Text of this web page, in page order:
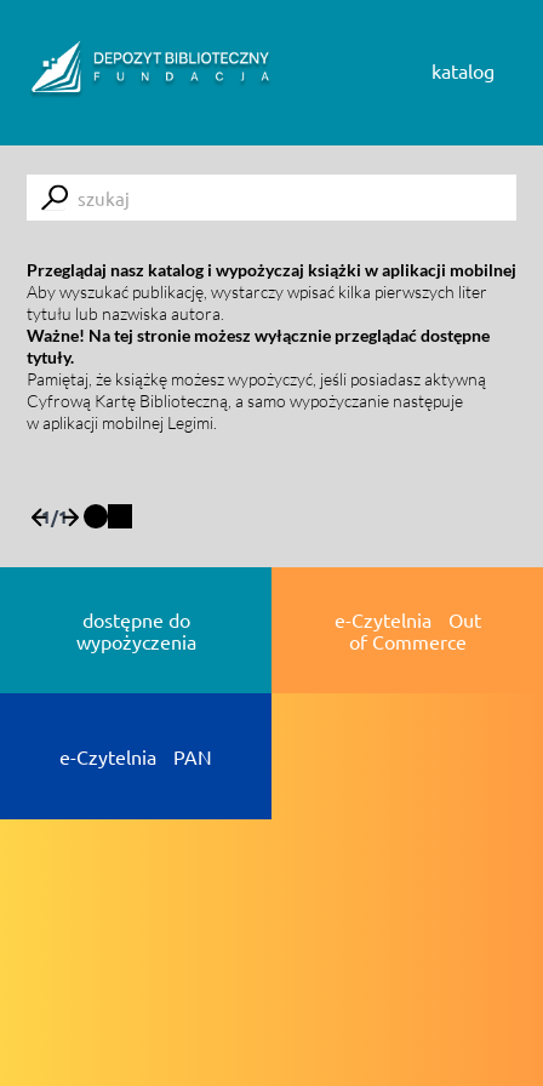
katalog
Submit
Przeglądaj nasz katalog i wypożyczaj książki w aplikacji mobilnej
Aby wyszukać publikację, wystarczy wpisać kilka pierwszych liter
tytułu lub nazwiska autora.
Ważne! Na tej stronie możesz wyłącznie przeglądać dostępne
tytuły.
Pamiętaj, że książkę możesz wypożyczyć, jeśli posiadasz aktywną
Cyfrową Kartę Biblioteczną, a samo wypożyczanie następuje
w aplikacji mobilnej Legimi.
1/1
dostępne do
wypożyczenia
e-Czytelnia Out
of Commerce
e-Czytelnia PAN